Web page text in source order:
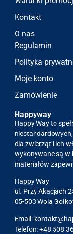
Kontakt
O nas
Regulamin
Polityka
Moje konto
Zamówienie
Happyway
Happy Way to
dla zwierząt i ich
wykonywane są w
materiałów
Happy Way
ul. Przy Akacjach
05-503 Wola
Email:
Telefon: +48 508